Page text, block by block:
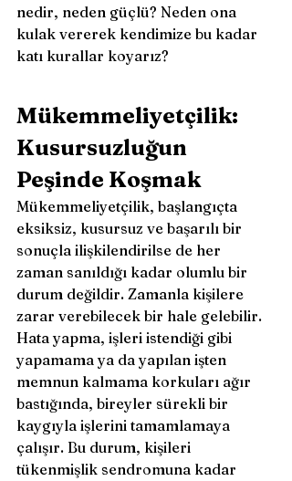
nedir, neden güçlü? Neden ona
kulak vererek kendimize bu kadar
katı kurallar koyarız?
Mükemmeliyetçilik:
Kusursuzluğun
Peşinde Koşmak
Mükemmeliyetçilik, başlangıçta
eksiksiz, kusursuz ve başarılı bir
sonuçla ilişkilendirilse de her
zaman sanıldığı kadar olumlu bir
durum değildir. Zamanla kişilere
zarar verebilecek bir hale gelebilir.
Hata yapma, işleri istendiği gibi
yapamama ya da yapılan işten
memnun kalmama korkuları ağır
bastığında, bireyler sürekli bir
kaygıyla işlerini tamamlamaya
çalışır. Bu durum, kişileri
tükenmişlik sendromuna kadar